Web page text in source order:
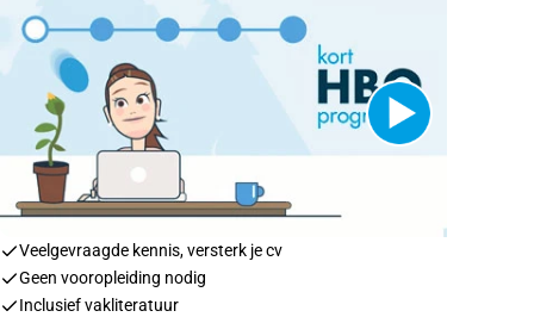
Veelgevraagde kennis, versterk je cv
Geen vooropleiding nodig
Inclusief vakliteratuur